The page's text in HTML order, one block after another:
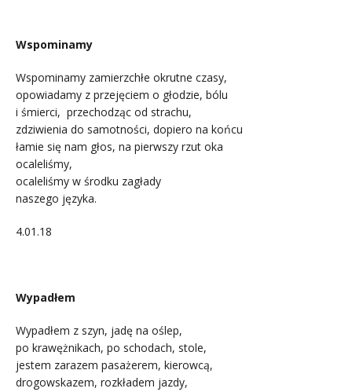
Wspominamy
Wspominamy zamierzchłe okrutne czasy,
opowiadamy z przejęciem o głodzie, bólu
i śmierci, przechodząc od strachu,
zdziwienia do samotności, dopiero na końcu
łamie się nam głos, na pierwszy rzut oka
ocaleliśmy,
ocaleliśmy w środku zagłady
naszego języka.
4.01.18
Wypadłem
Wypadłem z szyn, jadę na oślep,
po krawężnikach, po schodach, stole,
jestem zarazem pasażerem, kierowcą,
drogowskazem, rozkładem jazdy,